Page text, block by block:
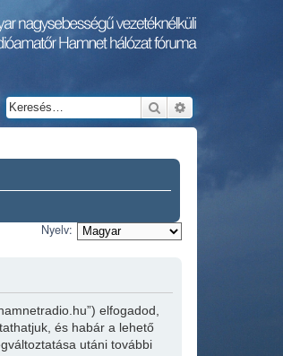
Keresés
Nyelv:
elfogadod,
és habár a lehető
utáni további